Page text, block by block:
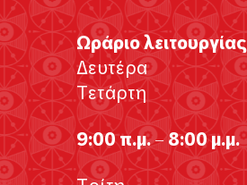
Ωράριο λειτουργίας
Δευτέρα
Τετάρτη
9:00 π.μ. – 8:00 μ.μ.